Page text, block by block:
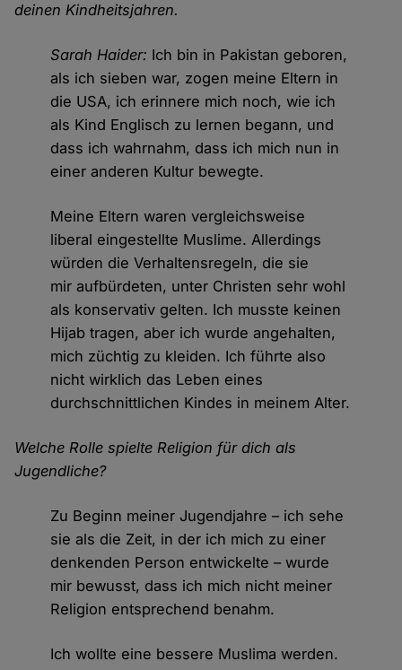
deinen Kindheitsjahren.
Sarah Haider: Ich bin in Pakistan geboren,
als ich sieben war, zogen meine Eltern in
die USA, ich erinnere mich noch, wie ich
als Kind Englisch zu lernen begann, und
dass ich wahrnahm, dass ich mich nun in
einer anderen Kultur bewegte.
Meine Eltern waren vergleichsweise
liberal eingestellte Muslime. Allerdings
würden die Verhaltensregeln, die sie
mir aufbürdeten, unter Christen sehr wohl
als konservativ gelten. Ich musste keinen
Hijab tragen, aber ich wurde angehalten,
mich züchtig zu kleiden. Ich führte also
nicht wirklich das Leben eines
durchschnittlichen Kindes in meinem Alter.
Welche Rolle spielte Religion für dich als
Jugendliche?
Zu Beginn meiner Jugendjahre – ich sehe
sie als die Zeit, in der ich mich zu einer
denkenden Person entwickelte – wurde
mir bewusst, dass ich mich nicht meiner
Religion entsprechend benahm.
Ich wollte eine bessere Muslima werden.